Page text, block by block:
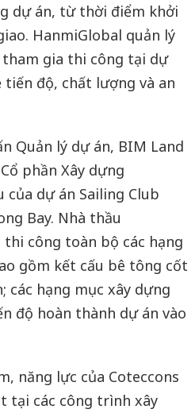
dự án, từ thời điểm khởi
HanmiGlobal quản lý
gia thi công tại dự
tiến độ, chất lượng và an
Quản lý dự án, BIM Land
phần Xây dựng
dự án Sailing Club
Bay. Nhà thầu
công toàn bộ các hạng
gồm kết cấu bê tông cốt
các hạng mục xây dựng
độ hoàn thành dự án vào
năng lực của Coteccons
tại các công trình xây